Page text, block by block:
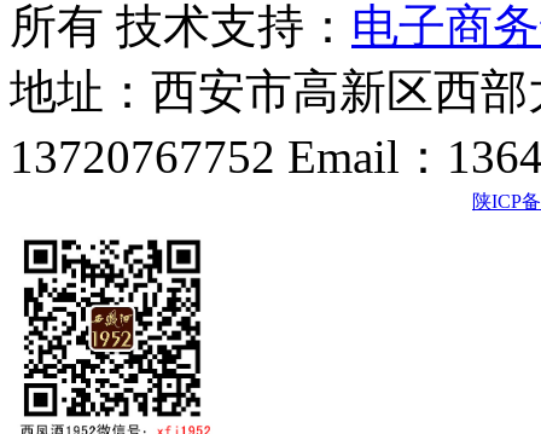
所有 技术支持： 电子商
地址：西安市高新区西
13720767752 Email：
陕ICP